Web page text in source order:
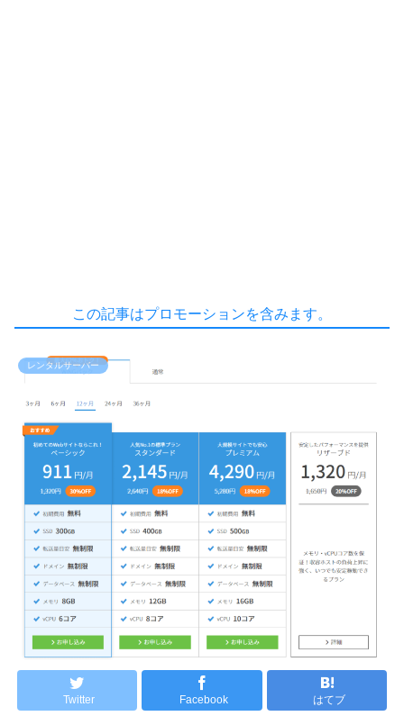
この記事はプロモーションを含みます。
レンタルサーバー
Twitter Facebook はてブ